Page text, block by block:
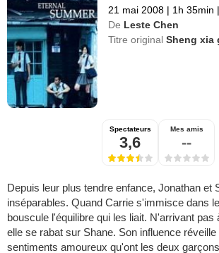
21 mai 2008 | 1h 35min |
De Leste Chen
Titre originalSheng xia
Spectateurs
3,6
Mes amis
--
Depuis leur plus tendre enfance, Jonathan et
inséparables. Quand Carrie s'immisce dans
bouscule l'équilibre qui les liait. N'arrivant pas
elle se rabat sur Shane. Son influence réveille
sentiments amoureux qu'ont les deux